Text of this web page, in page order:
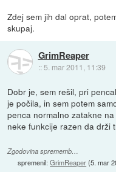
Zdej sem jih dal oprat,
skupaj.
GrimReaper
:: 5. mar 2011, 11:39
Dobr je, sem rešil, pri
je počila, in sem potem
penca normalno zatakne
neke funkcije razen da drži
Zgodovina sprememb…
spremenil:GrimReaper(5. mar